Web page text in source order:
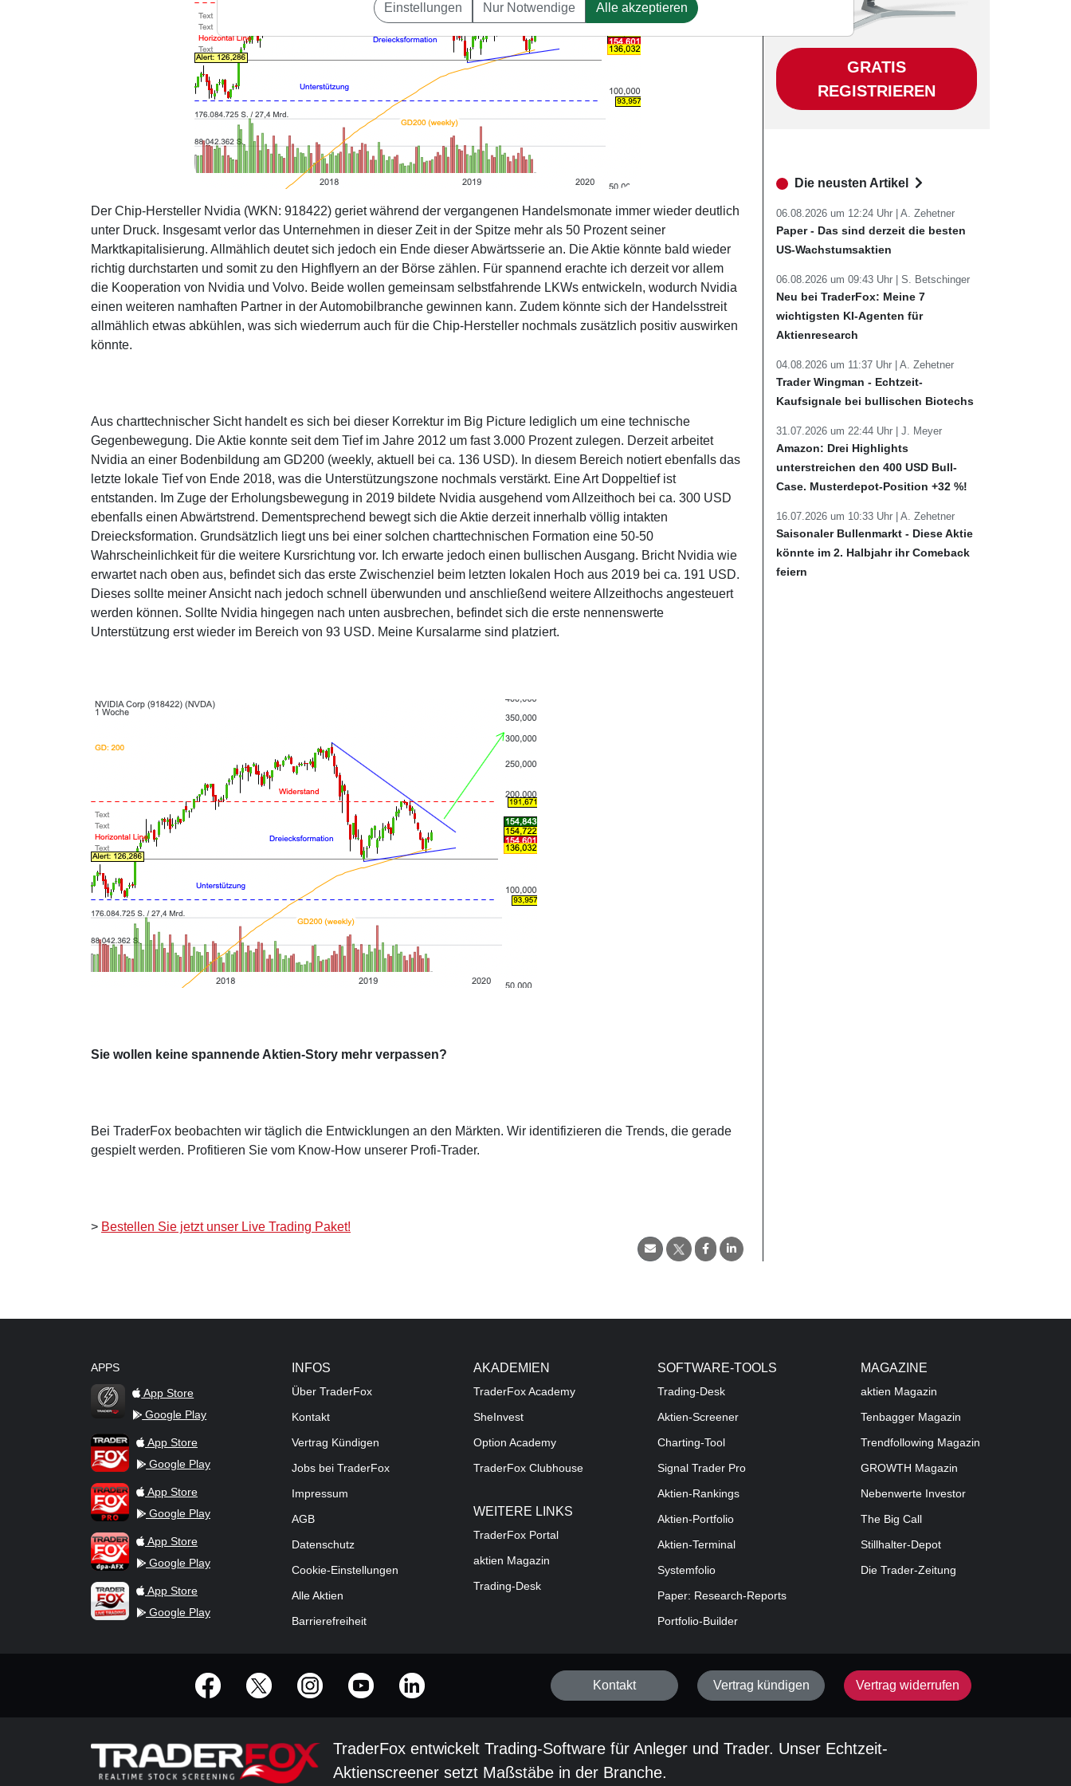
Der Chip-Hersteller Nvidia (WKN: 918422) geriet während der vergangenen Handelsmonate immer wieder deutlich
unter Druck. Insgesamt verlor das Unternehmen in dieser Zeit in der Spitze mehr als 50 Prozent seiner
Marktkapitalisierung. Allmählich deutet sich jedoch ein Ende dieser Abwärtsserie an. Die Aktie könnte bald wieder
richtig durchstarten und somit zu den Highflyern an der Börse zählen. Für spannend erachte ich derzeit vor allem
die Kooperation von Nvidia und Volvo. Beide wollen gemeinsam selbstfahrende LKWs entwickeln, wodurch Nvidia
einen weiteren namhaften Partner in der Automobilbranche gewinnen kann. Zudem könnte sich der Handelsstreit
allmählich etwas abkühlen, was sich wiederrum auch für die Chip-Hersteller nochmals zusätzlich positiv auswirken
könnte.
Aus charttechnischer Sicht handelt es sich bei dieser Korrektur im Big Picture lediglich um eine technische
Gegenbewegung. Die Aktie konnte seit dem Tief im Jahre 2012 um fast 3.000 Prozent zulegen. Derzeit arbeitet
Nvidia an einer Bodenbildung am GD200 (weekly, aktuell bei ca. 136 USD). In diesem Bereich notiert ebenfalls das
letzte lokale Tief von Ende 2018, was die Unterstützungszone nochmals verstärkt. Eine Art Doppeltief ist
entstanden. Im Zuge der Erholungsbewegung in 2019 bildete Nvidia ausgehend vom Allzeithoch bei ca. 300 USD
ebenfalls einen Abwärtstrend. Dementsprechend bewegt sich die Aktie derzeit innerhalb völlig intakten
Dreiecksformation. Grundsätzlich liegt uns bei einer solchen charttechnischen Formation eine 50-50
Wahrscheinlichkeit für die weitere Kursrichtung vor. Ich erwarte jedoch einen bullischen Ausgang. Bricht Nvidia wie
erwartet nach oben aus, befindet sich das erste Zwischenziel beim letzten lokalen Hoch aus 2019 bei ca. 191 USD.
Dieses sollte meiner Ansicht nach jedoch schnell überwunden und anschließend weitere Allzeithochs angesteuert
werden können. Sollte Nvidia hingegen nach unten ausbrechen, befindet sich die erste nennenswerte
Unterstützung erst wieder im Bereich von 93 USD. Meine Kursalarme sind platziert.
Sie wollen keine spannende Aktien-Story mehr verpassen?
Bei TraderFox beobachten wir täglich die Entwicklungen an den Märkten. Wir identifizieren die Trends, die gerade
gespielt werden. Profitieren Sie vom Know-How unserer Profi-Trader.
> Bestellen Sie jetzt unser Live Trading Paket!
GRATIS
REGISTRIEREN
Die neusten Artikel
06.08.2026 um 12:24 Uhr | A. Zehetner
Paper - Das sind derzeit die besten
US-Wachstumsaktien
06.08.2026 um 09:43 Uhr | S. Betschinger
Neu bei TraderFox: Meine 7
wichtigsten KI-Agenten für
Aktienresearch
04.08.2026 um 11:37 Uhr | A. Zehetner
Trader Wingman - Echtzeit-
Kaufsignale bei bullischen Biotechs
31.07.2026 um 22:44 Uhr | J. Meyer
Amazon: Drei Highlights
unterstreichen den 400 USD Bull-
Case. Musterdepot-Position +32 %!
16.07.2026 um 10:33 Uhr | A. Zehetner
Saisonaler Bullenmarkt - Diese Aktie
könnte im 2. Halbjahr ihr Comeback
feiern
APPS
TraderFox Flash
App Store
Google Play
TraderFox AppApp Store
Google Play
TraderFox ProApp Store
Google Play
TraderFox dpa-AFX ProFeed
App Store
Google Play
TraderFox Live Trading
App Store
Google Play
INFOS
Über TraderFox
Kontakt
Vertrag Kündigen
Jobs bei TraderFox
Impressum
AGB
Datenschutz
Cookie-Einstellungen
Alle Aktien
Barrierefreiheit
AKADEMIEN
TraderFox Academy
SheInvest
Option Academy
TraderFox Clubhouse
WEITERE LINKS
TraderFox Portal
aktien Magazin
Trading-Desk
SOFTWARE-TOOLS
Trading-Desk
Aktien-Screener
Charting-Tool
Signal Trader Pro
Aktien-Rankings
Aktien-Portfolio
Aktien-Terminal
Systemfolio
Paper: Research-Reports
Portfolio-Builder
MAGAZINE
aktien Magazin
Tenbagger Magazin
Trendfollowing Magazin
GROWTH Magazin
Nebenwerte Investor
The Big Call
Stillhalter-Depot
Die Trader-Zeitung
offizielle Social Media-Accounts
Kontakt Vertrag kündigen Vertrag widerrufen
TraderFox entwickelt Trading-Software für Anleger und Trader. Unser Echtzeit-
Aktienscreener setzt Maßstäbe in der Branche.
Einstellungen Nur Notwendige Alle akzeptieren